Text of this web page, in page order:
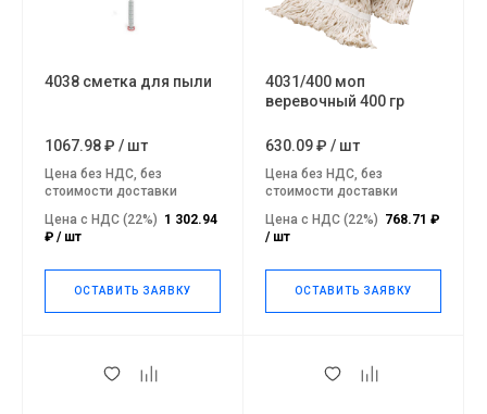
4038 сметка для пыли
1067.98 ₽ / шт
Цена без НДС, без
стоимости доставки
Цена с НДС (22%) 1 302.94
₽ / шт
ОСТАВИТЬ ЗАЯВКУ
4031/400 моп
веревочный 400 гр
630.09 ₽ / шт
Цена без НДС, без
стоимости доставки
Цена с НДС (22%) 768.71 ₽
/ шт
ОСТАВИТЬ ЗАЯВКУ